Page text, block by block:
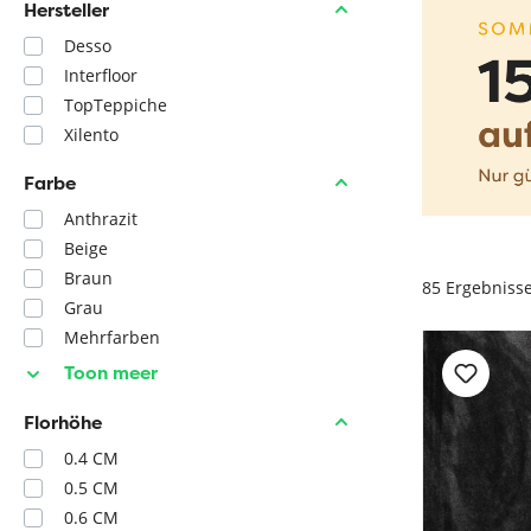
Hersteller
Desso
Interfloor
TopTeppiche
Xilento
Farbe
Anthrazit
Beige
Braun
Grau
Mehrfarben
Toon meer
Florhöhe
0.4 CM
0.5 CM
0.6 CM
85